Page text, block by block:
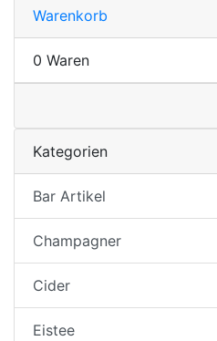
Warenkorb
0 Waren
Kategorien
Bar Artikel
Champagner
Cider
Eistee